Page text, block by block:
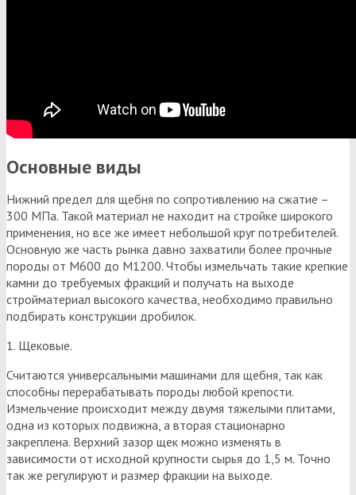
Основные виды
Нижний предел для щебня по сопротивлению на сжатие –
300 МПа. Такой материал не находит на стройке широкого
применения, но все же имеет небольшой круг потребителей.
Основную же часть рынка давно захватили более прочные
породы от М600 до М1200. Чтобы измельчать такие крепкие
камни до требуемых фракций и получать на выходе
стройматериал высокого качества, необходимо правильно
подбирать конструкции дробилок.
1. Щековые.
Считаются универсальными машинами для щебня, так как
способны перерабатывать породы любой крепости.
Измельчение происходит между двумя тяжелыми плитами,
одна из которых подвижна, а вторая стационарно
закреплена. Верхний зазор щек можно изменять в
зависимости от исходной крупности сырья до 1,5 м. Точно
так же регулируют и размер фракции на выходе.